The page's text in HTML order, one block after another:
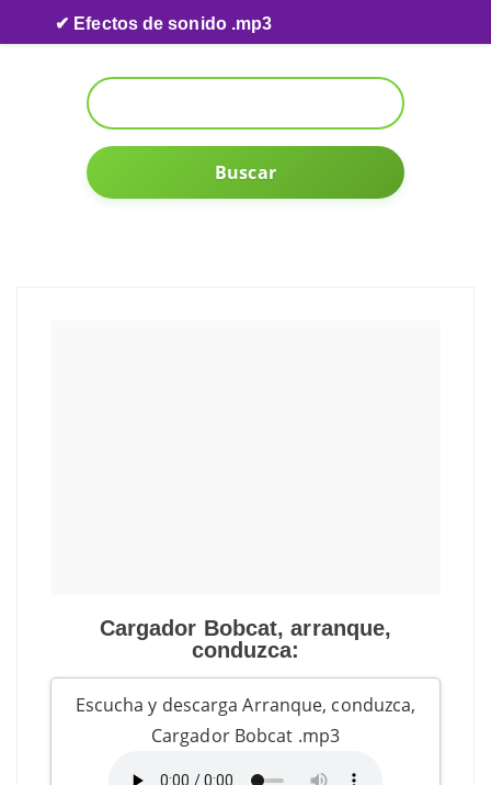
Skip to content
✔ Efectos de sonido .mp3
Buscar
Cargador Bobcat, arranque,
conduzca:
Escucha y descarga Arranque, conduzca,
Cargador Bobcat .mp3